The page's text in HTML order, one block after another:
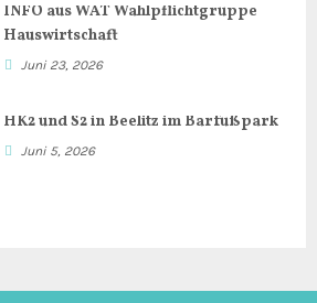
INFO aus WAT Wahlpflichtgruppe
Hauswirtschaft
Juni 23, 2026
HK2 und S2 in Beelitz im Barfußpark
Juni 5, 2026